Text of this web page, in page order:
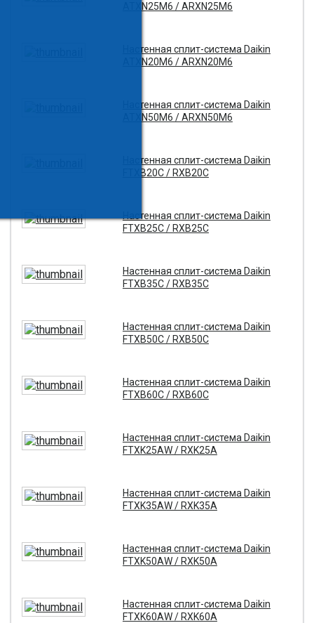
ATXN25M6 / ARXN25M6
Настенная сплит-система Daikin
ATXN20M6 / ARXN20M6
Настенная сплит-система Daikin
ATXN50M6 / ARXN50M6
Настенная сплит-система Daikin
FTXB20C / RXB20C
Настенная сплит-система Daikin
FTXB25C / RXB25C
Настенная сплит-система Daikin
FTXB35C / RXB35C
Настенная сплит-система Daikin
FTXB50C / RXB50C
Настенная сплит-система Daikin
FTXB60C / RXB60C
Настенная сплит-система Daikin
FTXK25AW / RXK25A
Настенная сплит-система Daikin
FTXK35AW / RXK35A
Настенная сплит-система Daikin
FTXK50AW / RXK50A
Настенная сплит-система Daikin
FTXK60AW / RXK60A